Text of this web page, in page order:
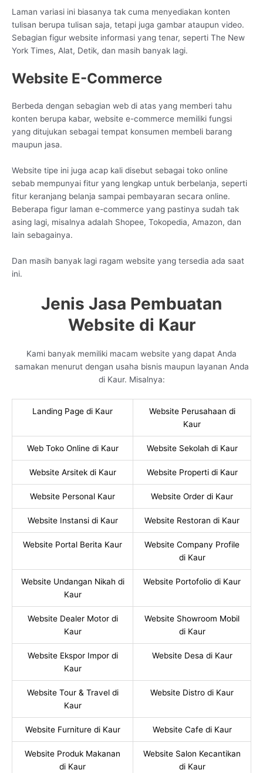
Laman variasi ini biasanya tak cuma menyediakan konten
tulisan berupa tulisan saja, tetapi juga gambar ataupun video.
Sebagian figur website informasi yang tenar, seperti The New
York Times, Alat, Detik, dan masih banyak lagi.
Website E-Commerce
Berbeda dengan sebagian web di atas yang memberi tahu
konten berupa kabar, website e-commerce memiliki fungsi
yang ditujukan sebagai tempat konsumen membeli barang
maupun jasa.
Website tipe ini juga acap kali disebut sebagai toko online
sebab mempunyai fitur yang lengkap untuk berbelanja, seperti
fitur keranjang belanja sampai pembayaran secara online.
Beberapa figur laman e-commerce yang pastinya sudah tak
asing lagi, misalnya adalah Shopee, Tokopedia, Amazon, dan
lain sebagainya.
Dan masih banyak lagi ragam website yang tersedia ada saat
ini.
Jenis Jasa Pembuatan
Website di Kaur
Kami banyak memiliki macam website yang dapat Anda
samakan menurut dengan usaha bisnis maupun layanan Anda
di Kaur. Misalnya:
Landing Page di Kaur
Website Perusahaan di
Kaur
Web Toko Online di Kaur Website Sekolah di Kaur
Website Arsitek di Kaur Website Properti di Kaur
Website Personal Kaur Website Order di Kaur
Website Instansi di Kaur Website Restoran di Kaur
Website Portal Berita Kaur
Website Company Profile
di Kaur
Website Undangan Nikah di
Kaur
Website Portofolio di Kaur
Website Dealer Motor di
Kaur
Website Showroom Mobil
di Kaur
Website Ekspor Impor di
Kaur
Website Desa di Kaur
Website Tour & Travel di
Kaur
Website Distro di Kaur
Website Furniture di Kaur Website Cafe di Kaur
Website Produk Makanan
di Kaur
Website Salon Kecantikan
di Kaur